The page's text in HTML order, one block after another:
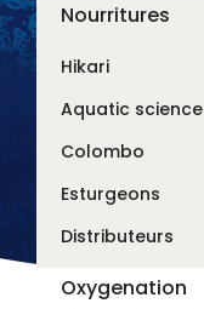
Nourritures
Hikari
Aquatic science
Colombo
Esturgeons
Distributeurs
Oxygenation